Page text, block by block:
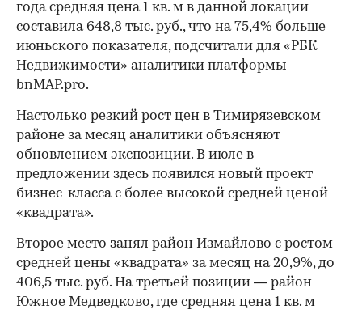
года средняя цена 1 кв. м в данной локации
составила 648,8 тыс. руб., что на 75,4% больше
июньского показателя, подсчитали для «РБК
Недвижимости» аналитики платформы
bnMAP.pro.
Настолько резкий рост цен в Тимирязевском
районе за месяц аналитики объясняют
обновлением экспозиции. В июле в
предложении здесь появился новый проект
бизнес-класса с более высокой средней ценой
«квадрата».
Второе место занял район Измайлово с ростом
средней цены «квадрата» за месяц на 20,9%, до
406,5 тыс. руб. На третьей позиции — район
Южное Медведково, где средняя цена 1 кв. м